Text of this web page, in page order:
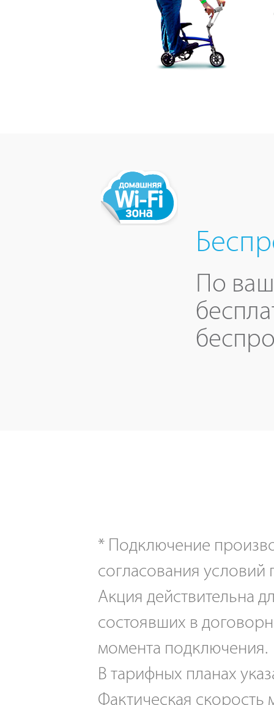
По
* Подключение
согласования
Акция действительна
состоявших в
момента подключения.
В тарифных планах
Фактическая скорость